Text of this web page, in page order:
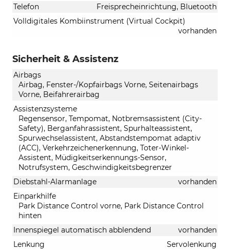
Telefon
Freisprecheinrichtung, Bluetooth
Volldigitales Kombiinstrument (Virtual Cockpit)
vorhanden
Sicherheit & Assistenz
Airbags
Airbag, Fenster-/Kopfairbags Vorne, Seitenairbags
Vorne, Beifahrerairbag
Assistenzsysteme
Regensensor, Tempomat, Notbremsassistent (City-
Safety), Berganfahrassistent, Spurhalteassistent,
Spurwechselassistent, Abstandstempomat adaptiv
(ACC), Verkehrzeichenerkennung, Toter-Winkel-
Assistent, Müdigkeitserkennungs-Sensor,
Notrufsystem, Geschwindigkeitsbegrenzer
Diebstahl-Alarmanlage
vorhanden
Einparkhilfe
Park Distance Control vorne, Park Distance Control
hinten
Innenspiegel automatisch abblendend
vorhanden
Lenkung
Servolenkung